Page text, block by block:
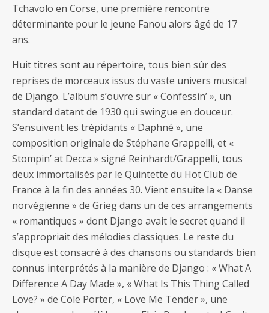
Tchavolo en Corse, une première rencontre
déterminante pour le jeune Fanou alors âgé de 17
ans.
Huit titres sont au répertoire, tous bien sûr des
reprises de morceaux issus du vaste univers musical
de Django. L’album s’ouvre sur « Confessin’ », un
standard datant de 1930 qui swingue en douceur.
S’ensuivent les trépidants « Daphné », une
composition originale de Stéphane Grappelli, et «
Stompin’ at Decca » signé Reinhardt/Grappelli, tous
deux immortalisés par le Quintette du Hot Club de
France à la fin des années 30. Vient ensuite la « Danse
norvégienne » de Grieg dans un de ces arrangements
« romantiques » dont Django avait le secret quand il
s’appropriait des mélodies classiques. Le reste du
disque est consacré à des chansons ou standards bien
connus interprétés à la manière de Django : « What A
Difference A Day Made », « What Is This Thing Called
Love? » de Cole Porter, « Love Me Tender », une